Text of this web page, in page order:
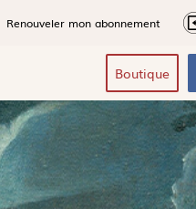
Renouveler mon abonnement
Boutique